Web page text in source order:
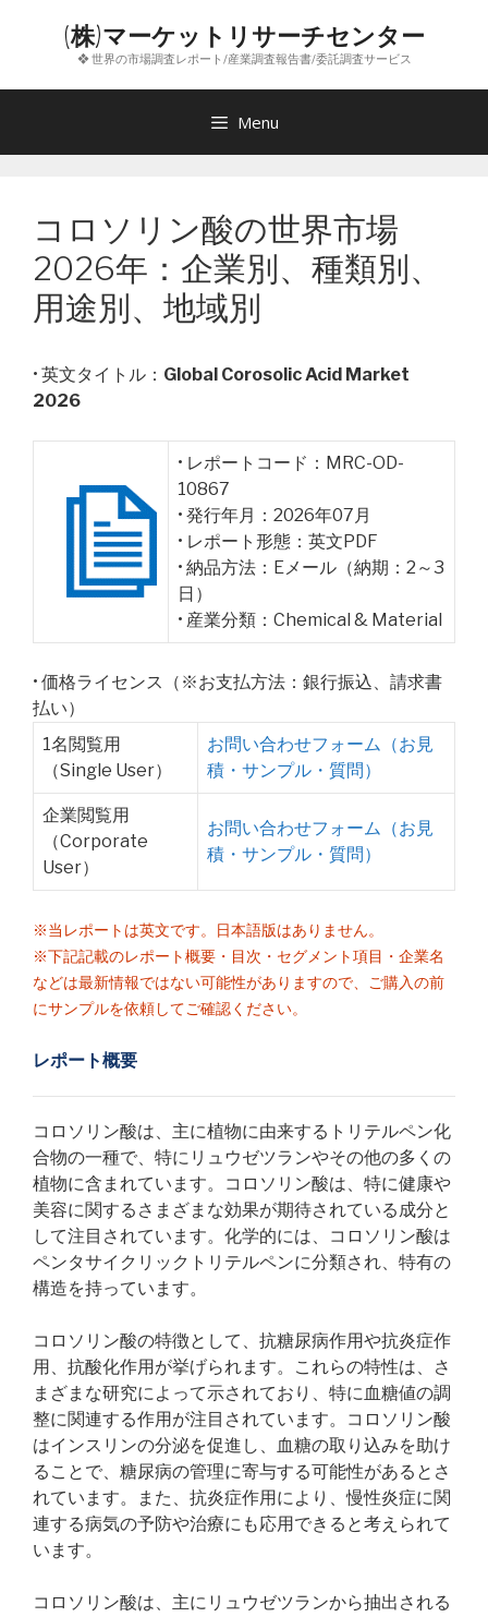
ン
(株)マーケットリサーチセンター
❖ 世界の市場調査レポート/産業調査報告書/委託調査サービス
Menu
コロソリン酸の世界市場
2026年：企業別、種類別、
用途別、地域別
• 英文タイトル： Global Corosolic Acid Market
2026
• レポートコード：MRC-OD-
10867
• 発行年月：2026年07月
• レポート形態：英文PDF
• 納品方法：Eメール（納期：2～3
日）
• 産業分類：Chemical & Material
• 価格ライセンス（※お支払方法：銀行振込、請求書
払い）
1名閲覧用
（Single User）
お問い合わせフォーム（お見
積・サンプル・質問）
企業閲覧用
（Corporate
User）
お問い合わせフォーム（お見
積・サンプル・質問）
※当レポートは英文です。日本語版はありません。
※下記記載のレポート概要・目次・セグメント項目・企業名
などは最新情報ではない可能性がありますので、ご購入の前
にサンプルを依頼してご確認ください。
レポート概要
コロソリン酸は、主に植物に由来するトリテルペン化
合物の一種で、特にリュウゼツランやその他の多くの
植物に含まれています。コロソリン酸は、特に健康や
美容に関するさまざまな効果が期待されている成分と
して注目されています。化学的には、コロソリン酸は
ペンタサイクリックトリテルペンに分類され、特有の
構造を持っています。
コロソリン酸の特徴として、抗糖尿病作用や抗炎症作
用、抗酸化作用が挙げられます。これらの特性は、さ
まざまな研究によって示されており、特に血糖値の調
整に関連する作用が注目されています。コロソリン酸
はインスリンの分泌を促進し、血糖の取り込みを助け
ることで、糖尿病の管理に寄与する可能性があるとさ
れています。また、抗炎症作用により、慢性炎症に関
連する病気の予防や治療にも応用できると考えられて
います。
コロソリン酸は、主にリュウゼツランから抽出される